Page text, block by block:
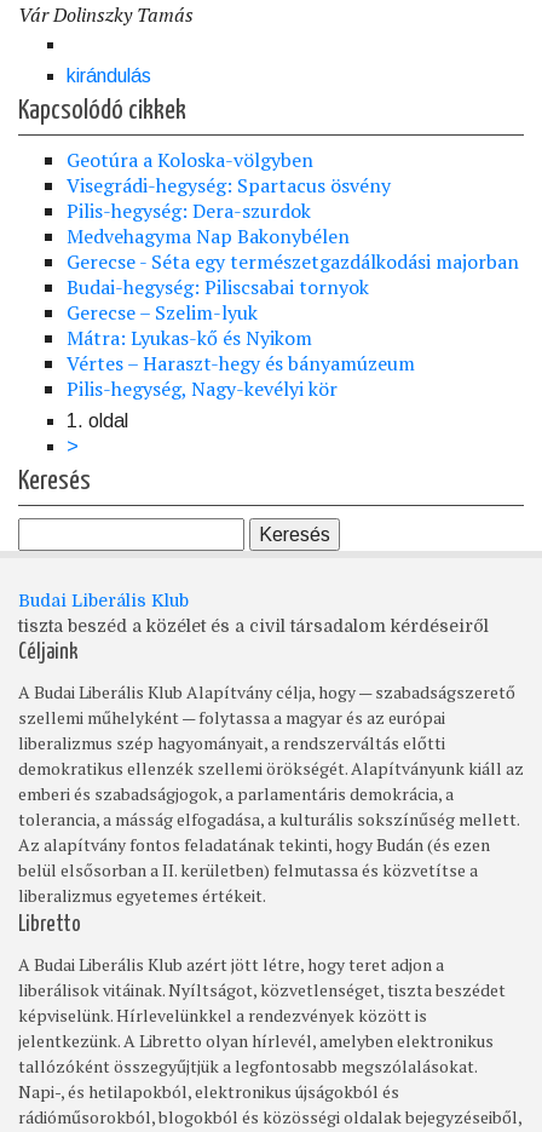
Vár Dolinszky Tamás
kirándulás
Kapcsolódó cikkek
Geotúra a Koloska-völgyben
Visegrádi-hegység: Spartacus ösvény
Pilis-hegység: Dera-szurdok
Medvehagyma Nap Bakonybélen
Gerecse - Séta egy természetgazdálkodási majorban
Budai-hegység: Piliscsabai tornyok
Gerecse – Szelim-lyuk
Mátra: Lyukas-kő és Nyikom
Vértes – Haraszt-hegy és bányamúzeum
Pilis-hegység, Nagy-kevélyi kör
Oldalszámozás
1. oldal
Következő
oldal
>
Keresés
Budai Liberális Klub
tiszta beszéd a közélet és a civil társadalom kérdéseiről
Céljaink
A Budai Liberális Klub Alapítvány célja, hogy — szabadságszerető
szellemi műhelyként — folytassa a magyar és az európai
liberalizmus szép hagyományait, a rendszerváltás előtti
demokratikus ellenzék szellemi örökségét. Alapítványunk kiáll az
emberi és szabadságjogok, a parlamentáris demokrácia, a
tolerancia, a másság elfogadása, a kulturális sokszínűség mellett.
Az alapítvány fontos feladatának tekinti, hogy Budán (és ezen
belül elsősorban a II. kerületben) felmutassa és közvetítse a
liberalizmus egyetemes értékeit.
Libretto
A Budai Liberális Klub azért jött létre, hogy teret adjon a
liberálisok vitáinak. Nyíltságot, közvetlenséget, tiszta beszédet
képviselünk. Hírlevelünkkel a rendezvények között is
jelentkezünk. A Libretto olyan hírlevél, amelyben elektronikus
tallózóként összegyűjtjük a legfontosabb megszólalásokat.
Napi-, és hetilapokból, elektronikus újságokból és
rádióműsorokból, blogokból és közösségi oldalak bejegyzéseiből,